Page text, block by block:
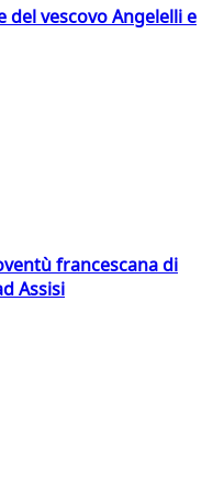
del vescovo Angelelli e
francescana di
Assisi